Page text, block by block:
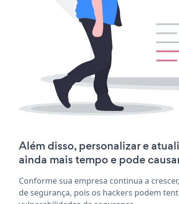
Além disso, personalizar e
ainda mais tempo e pode
Conforme sua empresa continua a
de segurança, pois os hackers podem